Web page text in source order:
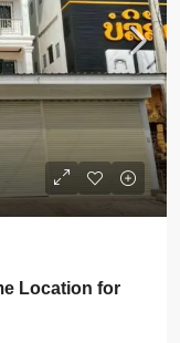
Location for